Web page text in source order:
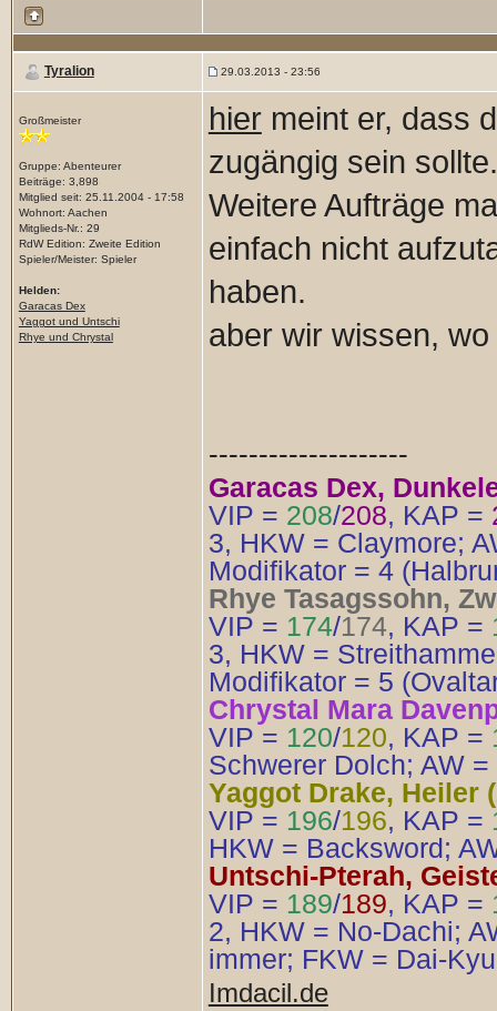
Tyralion 29.03.2013 - 23:56
Großmeister
Gruppe: Abenteurer
Beiträge: 3,898
Mitglied seit: 25.11.2004 - 17:58
Wohnort: Aachen
Mitglieds-Nr.: 29
RdW Edition: Zweite Edition
Spieler/Meister: Spieler
Helden:
Garacas Dex
Yaggot und Untschi
Rhye und Chrystal
hiermeint er, dass
zugängig sein sollte.
Weitere Aufträge
einfach nicht
haben.
aber wir wissen,
--------------------
Garacas Dex,
VIP = 208/208, KAP =
3, HKW = Claymore;
Modifikator = 4
Rhye Tasagssohn,
VIP = 174/174, KAP =
3, HKW =
Modifikator = 5
Chrystal Mara
VIP = 120/120, KAP =
Schwerer Dolch; AW
Yaggot Drake, Heiler
VIP = 196/196, KAP =
HKW = Backsword;
Untschi-Pterah,
VIP = 189/189, KAP =
2, HKW = No-Dachi;
immer; FKW = Dai-
Imdacil.de